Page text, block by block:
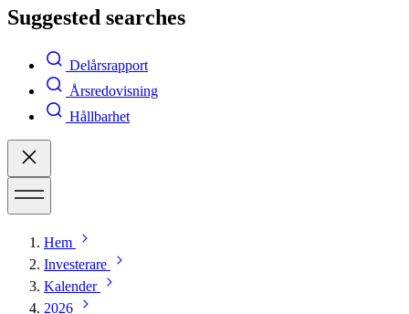
Suggested searches
Delårsrapport
Årsredovisning
Hållbarhet
Hem
Investerare
Kalender
2026